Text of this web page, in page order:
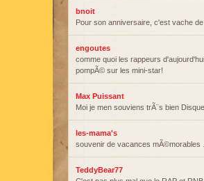
bnoit
Pour son anniversaire, c'est vache
engoutes
comme quoi les rappeurs
pompÃ© sur les mini-star!
Max Puissant
Moi je men souviens trÃ¨s bien
les-mama's
souvenir de vacances mÃ©morables
TeddyBear77